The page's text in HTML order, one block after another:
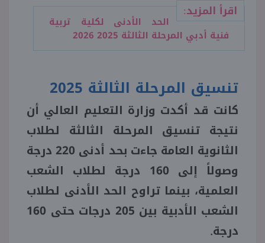
اقرأ المزيد:
الحد الأدنى لكلية تربية
فنية أدبي المرحلة الثالثة 2025 2026
تنسيق المرحلة الثالثة 2025
كانت قد أكدت وزارة التعليم العالي أن
نتيجة تنسيق المرحلة الثالثة لطلاب
الثانوية العامة جاءت بحد أدنى 220 درجة
وصولاً إلى 160 درجة لطلاب الشعب
العلمية، بينما تراوح الحد الأدنى لطلاب
الشعب الأدبية بين 205 درجات حتى 160
درجة.